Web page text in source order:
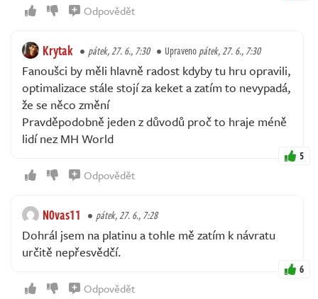
Odpovědět
Krytak pátek, 27. 6., 7:30 Upravenopátek, 27. 6., 7:30
Fanoušci by měli hlavně radost kdyby tu hru opravili,
optimalizace stále stojí za keket a zatím to nevypadá,
že se něco změní
Pravděpodobně jeden z důvodů proč to hraje méně
lidí nez MH World
5
Odpovědět
N0vas11 pátek, 27. 6., 7:28
Dohrál jsem na platinu a tohle mě zatím k návratu
určitě nepřesvědčí.
6
Odpovědět